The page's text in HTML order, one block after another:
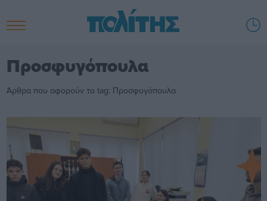
Προσφυγόπουλα
Άρθρα που αφορούν το tag: Προσφυγόπουλα